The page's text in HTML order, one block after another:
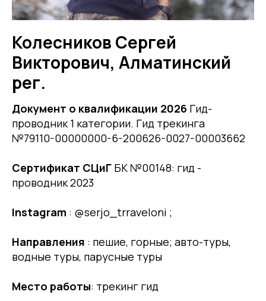
Колесников Сергей
Викторович, Алматинский
рег.
Документ о квалификации 2026 Гид-
проводник 1 категории. Гид трекинга
№79110-00000000-6-200626-0027-00003662
Сертификат СЦиГ БК №00148: гид -
проводник 2023
Instagram : @serjo_trraveloni ;
Направления : пешие, горные; авто-туры,
водные туры, парусные туры
Место работы: трекинг гид